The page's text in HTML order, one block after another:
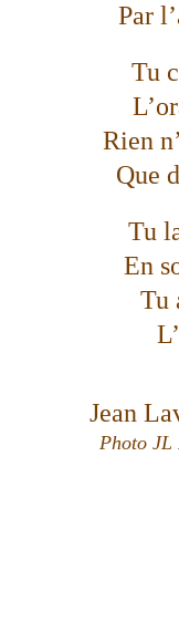
Par
Tu
Rien
Que
Tu
En
Tu
Jean
Photo